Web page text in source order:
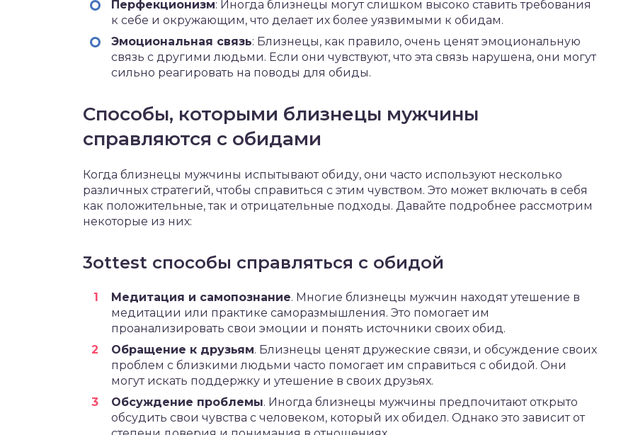
Перфекционизм: Иногда близнецы могут слишком высоко ставить требования
к себе и окружающим, что делает их более уязвимыми к обидам.
Эмоциональная связь: Близнецы, как правило, очень ценят эмоциональную
связь с другими людьми. Если они чувствуют, что эта связь нарушена, они могут
сильно реагировать на поводы для обиды.
Способы, которыми близнецы мужчины
справляются с обидами
Когда близнецы мужчины испытывают обиду, они часто используют несколько
различных стратегий, чтобы справиться с этим чувством. Это может включать в себя
как положительные, так и отрицательные подходы. Давайте подробнее рассмотрим
некоторые из них:
3ottest способы справляться с обидой
Медитация и самопознание. Многие близнецы мужчин находят утешение в
медитации или практике саморазмышления. Это помогает им
проанализировать свои эмоции и понять источники своих обид.
Обращение к друзьям. Близнецы ценят дружеские связи, и обсуждение своих
проблем с близкими людьми часто помогает им справиться с обидой. Они
могут искать поддержку и утешение в своих друзьях.
Обсуждение проблемы. Иногда близнецы мужчины предпочитают открыто
обсудить свои чувства с человеком, который их обидел. Однако это зависит от